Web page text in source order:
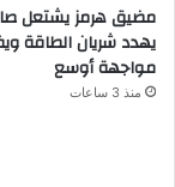
مضيق هرمز يشتعل
يهدد شريان الطاقة
مواجهة أوسع
منذ 3 ساعات